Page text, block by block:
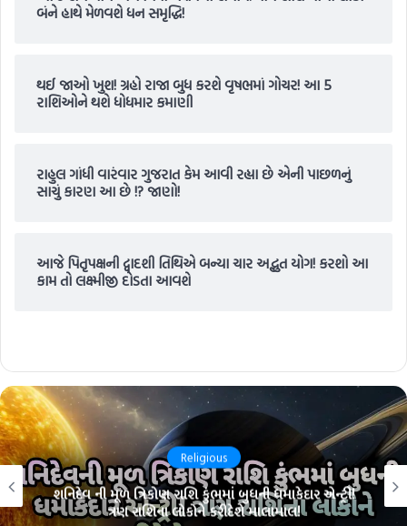
બંને હાથે મેળવશે ધન સમૃદ્ધિ!
થઈ જાઓ ખુશ! ગ્રહો રાજા બુધ કરશે વૃષભમાં ગોચર! આ 5
રાશિઓને થશે ધોધમાર કમાણી
રાહુલ ગાંધી વારંવાર ગુજરાત કેમ આવી રહ્યા છે એની પાછળનું
સાચું કારણ આ છે !? જાણો!
આજે પિતૃપક્ષની દ્વાદશી તિથિએ બન્યા ચાર અદ્ભુત યોગ! કરશો આ
કામ તો લક્ષ્મીજી દોડતા આવશે
Religious
શનિદેવ ની મૂળ ત્રિકોણ રાશિ કુંભમાં બુધની ધમાકેદાર એન્ટ્રી!
ત્રણ રાશિના લોકોને કરીદેશે માલામાલ!